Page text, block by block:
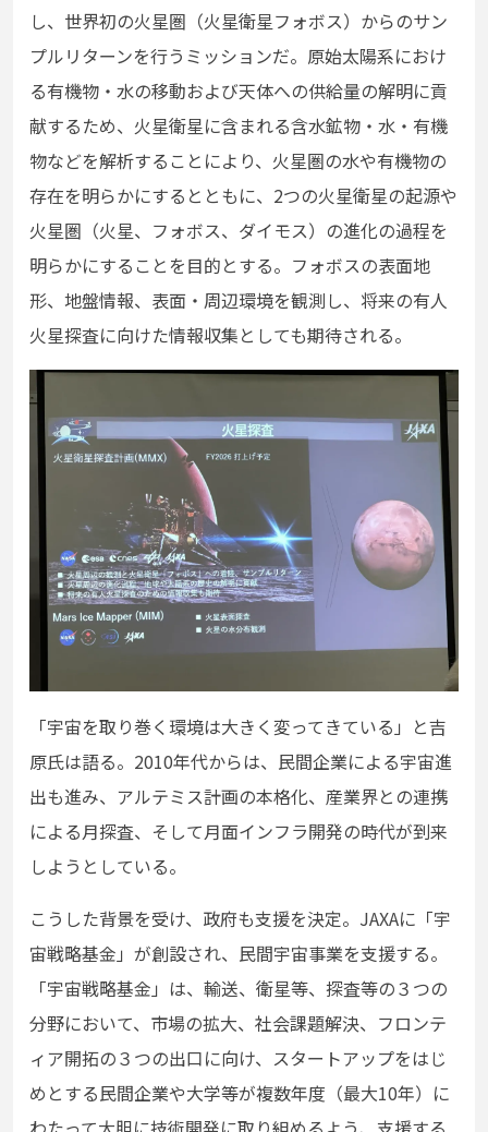
し、世界初の火星圏（火星衛星フォボス）からのサン
プルリターンを行うミッションだ。原始太陽系におけ
る有機物・水の移動および天体への供給量の解明に貢
献するため、火星衛星に含まれる含水鉱物・水・有機
物などを解析することにより、火星圏の水や有機物の
存在を明らかにするとともに、2つの火星衛星の起源や
火星圏（火星、フォボス、ダイモス）の進化の過程を
明らかにすることを目的とする。フォボスの表面地
形、地盤情報、表面・周辺環境を観測し、将来の有人
火星探査に向けた情報収集としても期待される。
「宇宙を取り巻く環境は大きく変ってきている」と吉
原氏は語る。2010年代からは、民間企業による宇宙進
出も進み、アルテミス計画の本格化、産業界との連携
による月探査、そして月面インフラ開発の時代が到来
しようとしている。
こうした背景を受け、政府も支援を決定。JAXAに「宇
宙戦略基金」が創設され、民間宇宙事業を支援する。
「宇宙戦略基金」は、輸送、衛星等、探査等の３つの
分野において、市場の拡大、社会課題解決、フロンテ
ィア開拓の３つの出口に向け、スタートアップをはじ
めとする民間企業や大学等が複数年度（最大10年）に